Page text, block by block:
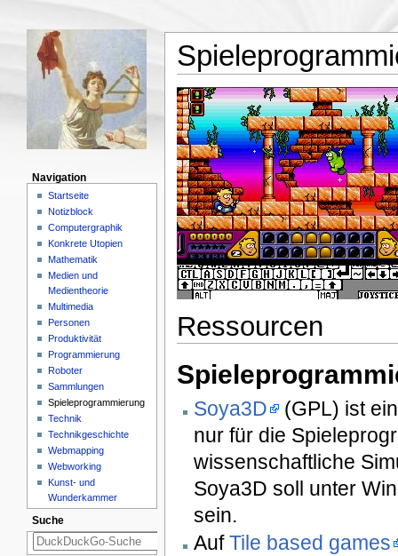
Ressourcen
Soya3D (GPL) ist
nur für die
wissenschaftliche
Soya3D soll unter
sein.
AufTile based games
Navigation
Startseite
Notizblock
Computergraphik
Konkrete Utopien
Mathematik
Medien und
Medientheorie
Multimedia
Personen
Produktivität
Programmierung
Roboter
Sammlungen
Spieleprogrammierung
Technik
Technikgeschichte
Webmapping
Webworking
Kunst- und
Wunderkammer
Suche